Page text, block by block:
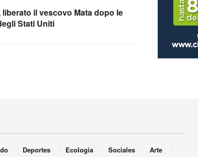
liberato il vescovo Mata dopo le
Stati Uniti
Deportes Ecología Sociales
Arte